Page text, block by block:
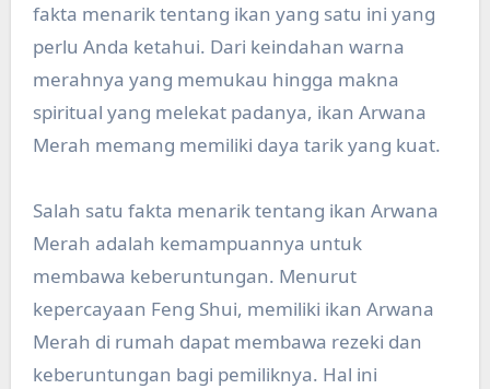
fakta menarik tentang ikan yang satu ini yang
perlu Anda ketahui. Dari keindahan warna
merahnya yang memukau hingga makna
spiritual yang melekat padanya, ikan Arwana
Merah memang memiliki daya tarik yang kuat.
Salah satu fakta menarik tentang ikan Arwana
Merah adalah kemampuannya untuk
membawa keberuntungan. Menurut
kepercayaan Feng Shui, memiliki ikan Arwana
Merah di rumah dapat membawa rezeki dan
keberuntungan bagi pemiliknya. Hal ini